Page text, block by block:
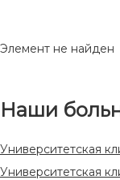
Элемент не найден
Наши
Университетская
Университетская